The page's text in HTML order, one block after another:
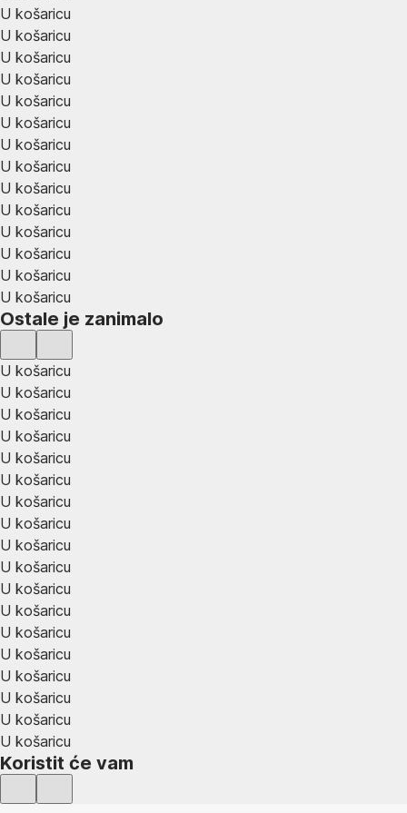
U košaricu
U košaricu
U košaricu
U košaricu
U košaricu
U košaricu
U košaricu
U košaricu
U košaricu
U košaricu
U košaricu
U košaricu
U košaricu
U košaricu
Ostale je zanimalo
U košaricu
U košaricu
U košaricu
U košaricu
U košaricu
U košaricu
U košaricu
U košaricu
U košaricu
U košaricu
U košaricu
U košaricu
U košaricu
U košaricu
U košaricu
U košaricu
U košaricu
U košaricu
Koristit će vam